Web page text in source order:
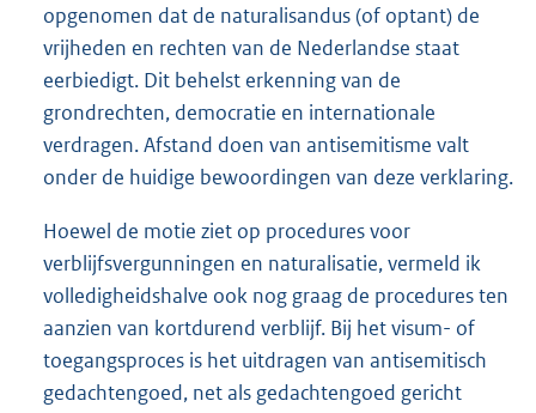
opgenomen dat de naturalisandus (of optant) de
vrijheden en rechten van de Nederlandse staat
eerbiedigt. Dit behelst erkenning van de
grondrechten, democratie en internationale
verdragen. Afstand doen van antisemitisme valt
onder de huidige bewoordingen van deze verklaring.
Hoewel de motie ziet op procedures voor
verblijfsvergunningen en naturalisatie, vermeld ik
volledigheidshalve ook nog graag de procedures ten
aanzien van kortdurend verblijf. Bij het visum- of
toegangsproces is het uitdragen van antisemitisch
gedachtengoed, net als gedachtengoed gericht